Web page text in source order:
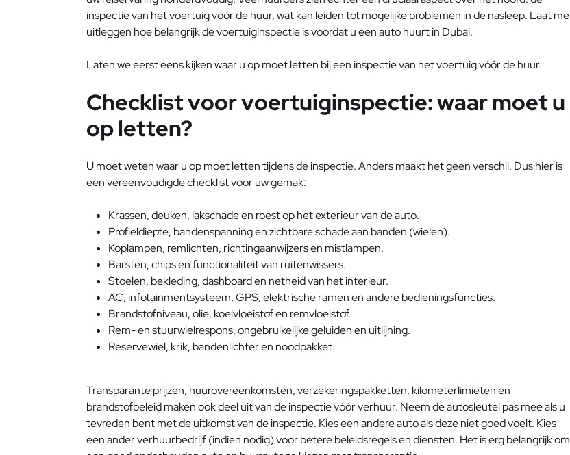
inspectie van het voertuig vóór de huur, wat kan leiden tot mogelijke problemen in de nasleep. Laat me
uitleggen hoe belangrijk de voertuiginspectie is voordat u een auto huurt in Dubai.
Laten we eerst eens kijken waar u op moet letten bij een inspectie van het voertuig vóór de huur.
Checklist voor voertuiginspectie: waar moet u
op letten?
U moet weten waar u op moet letten tijdens de inspectie. Anders maakt het geen verschil. Dus hier is
een vereenvoudigde checklist voor uw gemak:
Krassen, deuken, lakschade en roest op het exterieur van de auto.
Profieldiepte, bandenspanning en zichtbare schade aan banden (wielen).
Koplampen, remlichten, richtingaanwijzers en mistlampen.
Barsten, chips en functionaliteit van ruitenwissers.
Stoelen, bekleding, dashboard en netheid van het interieur.
AC, infotainmentsysteem, GPS, elektrische ramen en andere bedieningsfuncties.
Brandstofniveau, olie, koelvloeistof en remvloeistof.
Rem- en stuurwielrespons, ongebruikelijke geluiden en uitlijning.
Reservewiel, krik, bandenlichter en noodpakket.
Transparante prijzen, huurovereenkomsten, verzekeringspakketten, kilometerlimieten en
brandstofbeleid maken ook deel uit van de inspectie vóór verhuur. Neem de autosleutel pas mee als u
tevreden bent met de uitkomst van de inspectie. Kies een andere auto als deze niet goed voelt. Kies
een ander verhuurbedrijf (indien nodig) voor betere beleidsregels en diensten. Het is erg belangrijk om